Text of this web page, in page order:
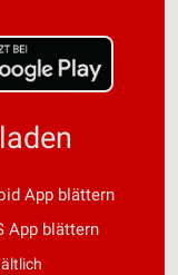
App blättern
App blättern